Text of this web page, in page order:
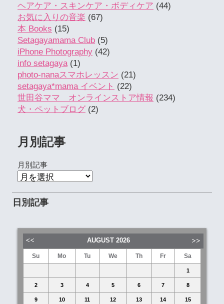
ヘアケア・スキンケア・ボディケア (44)
お気に入りの音楽 (67)
本 Books (15)
Setagayamama Club (5)
iPhone Photography (42)
info setagaya(1)
photo-nanaスマホレッスン (21)
setagaya*mama イベント (22)
世田谷ママ オンラインストア情報 (234)
犬・ペットブログ (2)
月別記事
月別記事
日別記事
AUGUST 2026
Su Mo Tu We Th Fr Sa
1
2 3 4 5 6 7 8
9 10 11 12 13 14 15